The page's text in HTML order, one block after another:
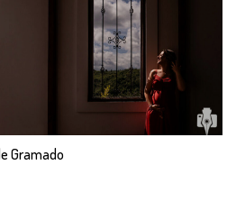
Gramado